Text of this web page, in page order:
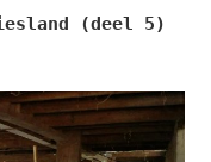
(deel 5)